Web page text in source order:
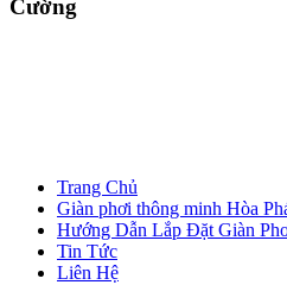
Cường
Trang Chủ
Giàn phơi thông minh Hòa
Hướng Dẫn Lắp Đặt Giàn
Tin Tức
Liên Hệ